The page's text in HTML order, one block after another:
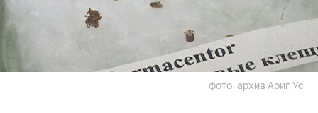
фото: архив Ариг Ус